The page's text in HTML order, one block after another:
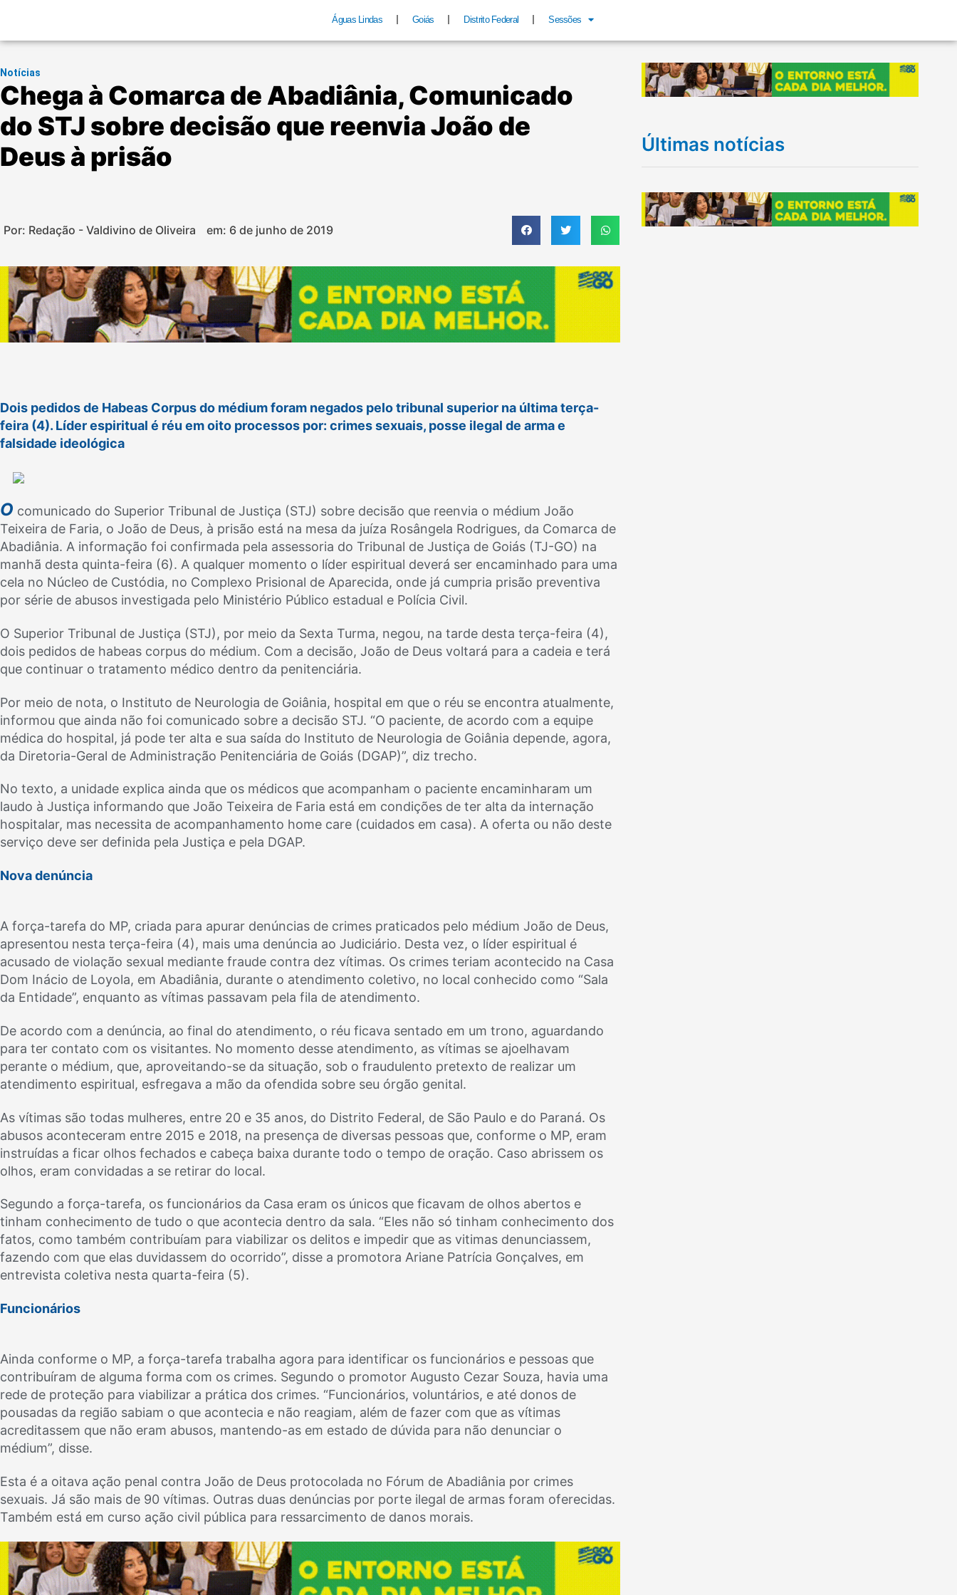
Águas Lindas Goiás Distrito Federal Sessões
Notícias
Chega à Comarca de Abadiânia, Comunicado
do STJ sobre decisão que reenvia João de
Deus à prisão
Por: Redação - Valdivino de Oliveira em: 6 de junho de 2019
Dois pedidos de Habeas Corpus do médium foram negados pelo tribunal superior na última terça-
feira (4). Líder espiritual é réu em oito processos por: crimes sexuais, posse ilegal de arma e
falsidade ideológica
O comunicado do Superior Tribunal de Justiça (STJ) sobre decisão que reenvia o médium João
Teixeira de Faria, o João de Deus, à prisão está na mesa da juíza Rosângela Rodrigues, da Comarca de
Abadiânia. A informação foi confirmada pela assessoria do Tribunal de Justiça de Goiás (TJ-GO) na
manhã desta quinta-feira (6). A qualquer momento o líder espiritual deverá ser encaminhado para uma
cela no Núcleo de Custódia, no Complexo Prisional de Aparecida, onde já cumpria prisão preventiva
por série de abusos investigada pelo Ministério Público estadual e Polícia Civil.
O Superior Tribunal de Justiça (STJ), por meio da Sexta Turma, negou, na tarde desta terça-feira (4),
dois pedidos de habeas corpus do médium. Com a decisão, João de Deus voltará para a cadeia e terá
que continuar o tratamento médico dentro da penitenciária.
Por meio de nota, o Instituto de Neurologia de Goiânia, hospital em que o réu se encontra atualmente,
informou que ainda não foi comunicado sobre a decisão STJ. “O paciente, de acordo com a equipe
médica do hospital, já pode ter alta e sua saída do Instituto de Neurologia de Goiânia depende, agora,
da Diretoria-Geral de Administração Penitenciária de Goiás (DGAP)”, diz trecho.
No texto, a unidade explica ainda que os médicos que acompanham o paciente encaminharam um
laudo à Justiça informando que João Teixeira de Faria está em condições de ter alta da internação
hospitalar, mas necessita de acompanhamento home care (cuidados em casa). A oferta ou não deste
serviço deve ser definida pela Justiça e pela DGAP.
Nova denúncia
A força-tarefa do MP, criada para apurar denúncias de crimes praticados pelo médium João de Deus,
apresentou nesta terça-feira (4), mais uma denúncia ao Judiciário. Desta vez, o líder espiritual é
acusado de violação sexual mediante fraude contra dez vítimas. Os crimes teriam acontecido na Casa
Dom Inácio de Loyola, em Abadiânia, durante o atendimento coletivo, no local conhecido como “Sala
da Entidade”, enquanto as vítimas passavam pela fila de atendimento.
De acordo com a denúncia, ao final do atendimento, o réu ficava sentado em um trono, aguardando
para ter contato com os visitantes. No momento desse atendimento, as vítimas se ajoelhavam
perante o médium, que, aproveitando-se da situação, sob o fraudulento pretexto de realizar um
atendimento espiritual, esfregava a mão da ofendida sobre seu órgão genital.
As vítimas são todas mulheres, entre 20 e 35 anos, do Distrito Federal, de São Paulo e do Paraná. Os
abusos aconteceram entre 2015 e 2018, na presença de diversas pessoas que, conforme o MP, eram
instruídas a ficar olhos fechados e cabeça baixa durante todo o tempo de oração. Caso abrissem os
olhos, eram convidadas a se retirar do local.
Segundo a força-tarefa, os funcionários da Casa eram os únicos que ficavam de olhos abertos e
tinham conhecimento de tudo o que acontecia dentro da sala. “Eles não só tinham conhecimento dos
fatos, como também contribuíam para viabilizar os delitos e impedir que as vitimas denunciassem,
fazendo com que elas duvidassem do ocorrido”, disse a promotora Ariane Patrícia Gonçalves, em
entrevista coletiva nesta quarta-feira (5).
Funcionários
Ainda conforme o MP, a força-tarefa trabalha agora para identificar os funcionários e pessoas que
contribuíram de alguma forma com os crimes. Segundo o promotor Augusto Cezar Souza, havia uma
rede de proteção para viabilizar a prática dos crimes. “Funcionários, voluntários, e até donos de
pousadas da região sabiam o que acontecia e não reagiam, além de fazer com que as vítimas
acreditassem que não eram abusos, mantendo-as em estado de dúvida para não denunciar o
médium”, disse.
Esta é a oitava ação penal contra João de Deus protocolada no Fórum de Abadiânia por crimes
sexuais. Já são mais de 90 vítimas. Outras duas denúncias por porte ilegal de armas foram oferecidas.
Também está em curso ação civil pública para ressarcimento de danos morais.
Últimas notícias